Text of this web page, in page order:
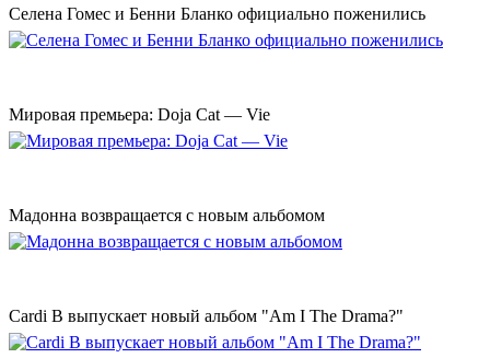
Селена Гомес и Бенни Бланко официально поженились
Мировая премьера: Doja Cat — Vie
Мадонна возвращается с новым альбомом
Cardi B выпускает новый альбом "Am I The Drama?"